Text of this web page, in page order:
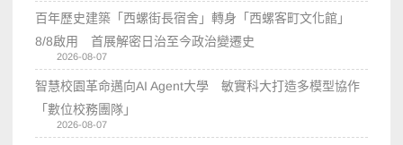
百年歷史建築「西螺街長宿舍」轉身「西螺客町文化館」
8/8啟用 首展解密日治至今政治變遷史
2026-08-07
智慧校園革命邁向AI Agent大學 敏實科大打造多模型協作
「數位校務團隊」
2026-08-07